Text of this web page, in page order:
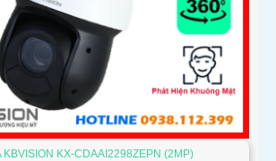
KBVISION KX-CDAAI2298ZEPN (2MP)